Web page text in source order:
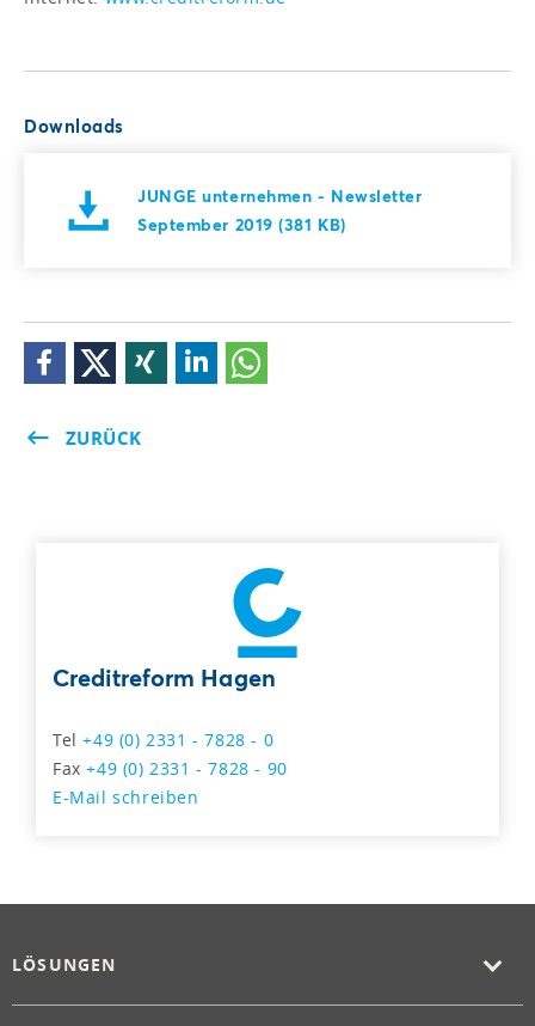
Downloads
JUNGE unternehmen - Newsletter
September 2019 (381 KB)
ZURÜCK
Creditreform Hagen
Tel+49 (0) 2331 - 7828 - 0
Fax+49 (0) 2331 - 7828 - 90
E-Mail schreiben
LÖSUNGEN